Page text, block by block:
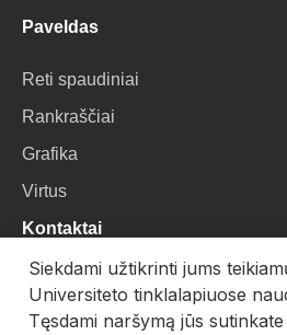
Paveldas
Reti spaudiniai
Rankraščiai
Grafika
Virtus
Kontaktai
VU Biblioteka
Universiteto g. 3, LT-01122,
Siekdami užtikrinti jums
Universiteto tinklalapiuose
Tęsdami naršymą jūs